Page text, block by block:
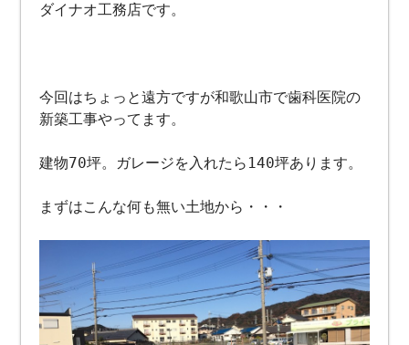
ダイナオ工務店です。
今回はちょっと遠方ですが和歌山市で歯科医院の
新築工事やってます。
建物70坪。ガレージを入れたら140坪あります。
まずはこんな何も無い土地から・・・